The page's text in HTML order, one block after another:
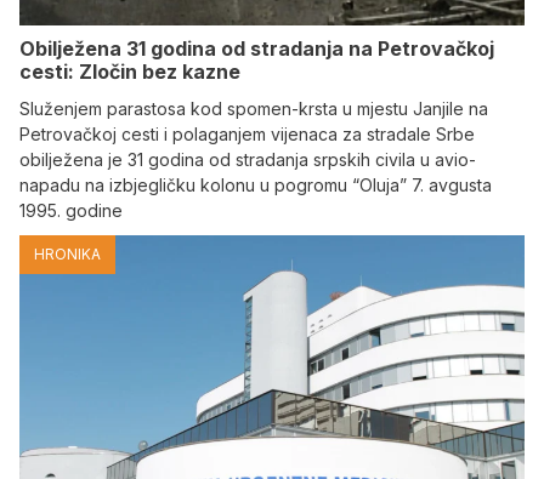
Obilježena 31 godina od stradanja na Petrovačkoj
cesti: Zločin bez kazne
Služenjem parastosa kod spomen-krsta u mjestu Janjile na
Petrovačkoj cesti i polaganjem vijenaca za stradale Srbe
obilježena je 31 godina od stradanja srpskih civila u avio-
napadu na izbjegličku kolonu u pogromu “Oluja” 7. avgusta
1995. godine
HRONIKA